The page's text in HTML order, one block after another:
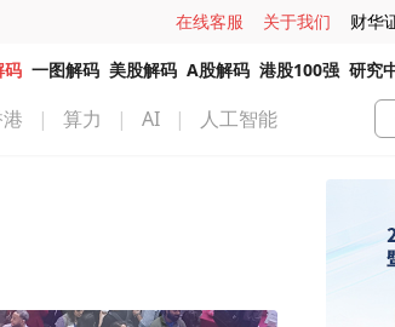
在线客服 关于我们 财华
码 一图解码 美股解码 A股解码 港股100强 研究
| 算力 | AI | 人工智能